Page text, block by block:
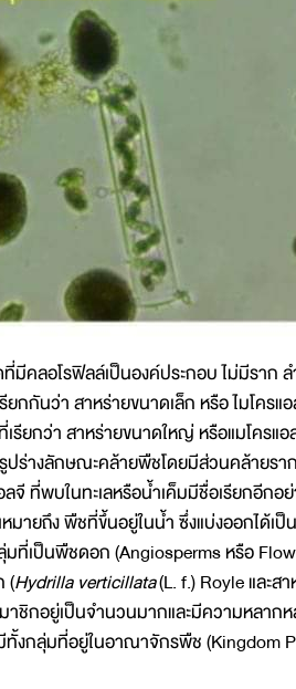
มีคลอโรฟิลล์เป็นองค์ประกอบ ไม่มีราก
ยกกันว่า สาหร่ายขนาดเล็ก หรือ ไมโคร
ยกว่า สาหร่ายขนาดใหญ่ หรือแมโครแอ
ร่างลักษณะคล้ายพืชโดยมีส่วนคล้ายรา
ที่พบในทะเลหรือน้ำเค็มมีชื่อเรียกอีกอย่
มายถึง พืชที่ขึ้นอยู่ในน้ำ ซึ่งแบ่งออกได้เ
มที่เป็นพืชดอก (Angiosperms หรือ
(Hydrilla verticillata(L. f.) Royle และส
าชิกอยู่เป็นจำนวนมากและมีความหลาก
กลุ่มที่อยู่ในอาณาจักรพืช (Kingdom